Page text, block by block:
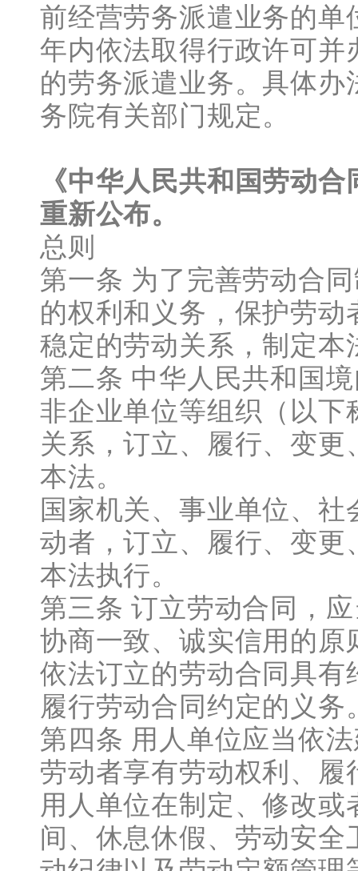
前经营劳务派遣业务的
年内依法取得行政许可
的劳务派遣业务。具体
务院有关部门规定。
《中华人民共和国劳动
重新公布。
总则
第一条 为了完善劳动合
的权利和义务，保护劳
稳定的劳动关系，制定本
第二条 中华人民共和国
非企业单位等组织（以
关系，订立、履行、变
本法。
国家机关、事业单位、
动者，订立、履行、变
本法执行。
第三条 订立劳动合同，
协商一致、诚实信用的原
依法订立的劳动合同具
履行劳动合同约定的义务
第四条 用人单位应当依
劳动者享有劳动权利、履
用人单位在制定、修改
间、休息休假、劳动安